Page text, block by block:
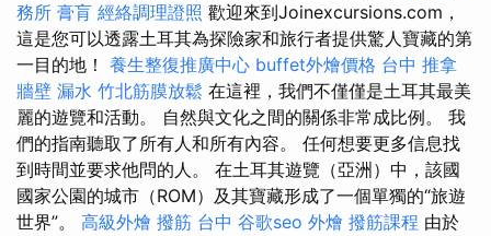
務所 膏肓 經絡調理證照 歡迎來到Joinexcursions.com，
這是您可以透露土耳其為探險家和旅行者提供驚人寶藏的第
一目的地！ 養生整復推廣中心 buffet外燴價格 台中 推拿
牆壁 漏水 竹北筋膜放鬆 在這裡，我們不僅僅是土耳其最美
麗的遊覽和活動。 自然與文化之間的關係非常成比例。 我
們的指南聽取了所有人和所有內容。 任何想要更多信息找
到時間並要求他問的人。 在土耳其遊覽（亞洲）中，該國
國家公園的城市（ROM）及其寶藏形成了一個單獨的“旅遊
世界”。 高級外燴 撥筋 台中 谷歌seo 外燴 撥筋課程 由於